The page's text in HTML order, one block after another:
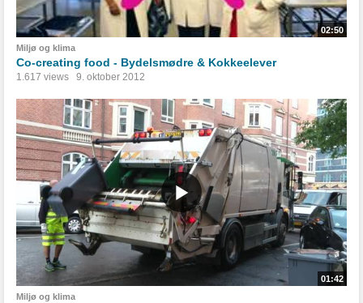
02:50
Miljø og klima
Co-creating food - Bydelsmødre & Kokkeelever
1.617 views 9. oktober 2012
01:42
Miljø og klima